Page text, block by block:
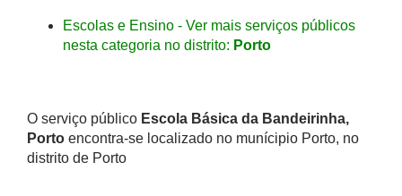
Escolas e Ensino - Ver mais serviços públicos
nesta categoria no distrito: Porto
O serviço público Escola Básica da Bandeirinha,
Porto encontra-se localizado no munícipio Porto, no
distrito de Porto